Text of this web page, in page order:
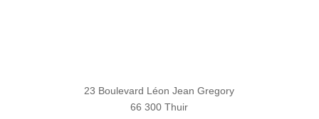
23 Boulevard Léon Jean Gregory
66 300 Thuir